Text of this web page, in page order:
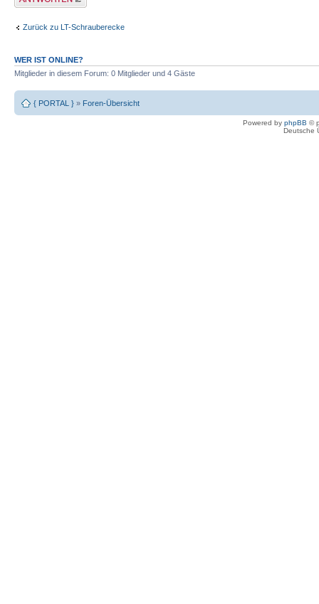
Zurück zu LT-Schrauberecke
WER IST ONLINE?
Mitglieder in diesem Forum: 0 Mitglieder und 4 Gäste
{ PORTAL } » Foren-Übersicht
Powered by phpBB ©
Deutsche